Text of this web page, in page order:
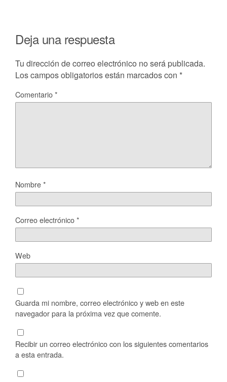
Deja una respuesta
Tu dirección de correo electrónico no será publicada.
Los campos obligatorios están marcados con *
Comentario*
Nombre*
Correo electrónico*
Web
Guarda mi nombre, correo electrónico y web en este
navegador para la próxima vez que comente.
Recibir un correo electrónico con los siguientes comentarios
a esta entrada.